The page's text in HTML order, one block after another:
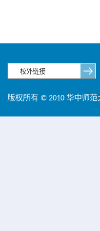
版权所有 © 2010 华中师